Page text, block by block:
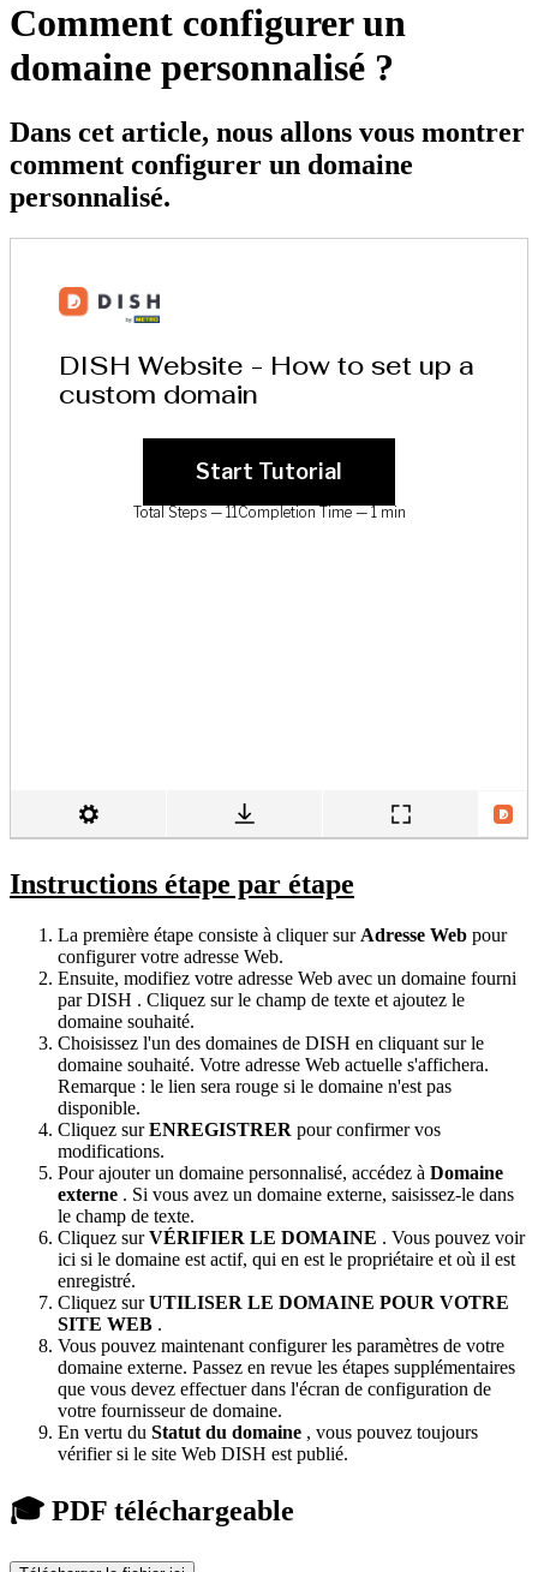
Comment configurer un
domaine personnalisé ?
Dans cet article, nous allons vous montrer
comment configurer un domaine
personnalisé.
Instructions étape par étape
La première étape consiste à cliquer sur Adresse Web pour
configurer votre adresse Web.
Ensuite, modifiez votre adresse Web avec un domaine fourni
par DISH . Cliquez sur le champ de texte et ajoutez le
domaine souhaité.
Choisissez l'un des domaines de DISH en cliquant sur le
domaine souhaité. Votre adresse Web actuelle s'affichera.
Remarque : le lien sera rouge si le domaine n'est pas
disponible.
Cliquez surENREGISTRER pour confirmer vos
modifications.
Pour ajouter un domaine personnalisé, accédez à Domaine
externe . Si vous avez un domaine externe, saisissez-le dans
le champ de texte.
Cliquez surVÉRIFIER LE DOMAINE . Vous pouvez voir
ici si le domaine est actif, qui en est le propriétaire et où il est
enregistré.
Cliquez surUTILISER LE DOMAINE POUR VOTRE
SITE WEB .
Vous pouvez maintenant configurer les paramètres de votre
domaine externe. Passez en revue les étapes supplémentaires
que vous devez effectuer dans l'écran de configuration de
votre fournisseur de domaine.
En vertu du Statut du domaine , vous pouvez toujours
vérifier si le site Web DISH est publié.
🎓 PDF téléchargeable